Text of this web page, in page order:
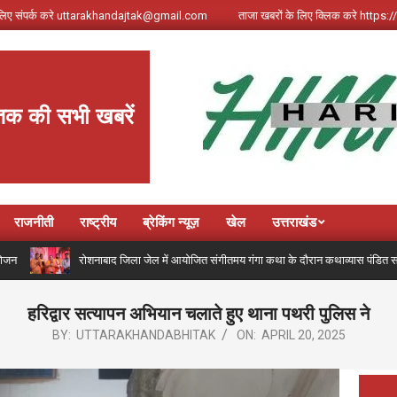
संपर्क करे uttarakhandajtak@gmail.com ताजा खबरों के लिए क्लिक करे
की सभी खबरें
राजनीती राष्ट्रीय ब्रेकिंग न्यूज़ खेल उत्तराखंड
रोशनाबाद जिला जेल में आयोजित संगीतमय गंगा कथा के दौरान कथाव्यास पंडित संजय कृष्ण
हरिद्वार सत्यापन अभियान चलाते हुए थाना पथरी पुलिस ने
BY: UTTARAKHANDABHITAK ON: APRIL 20, 2025